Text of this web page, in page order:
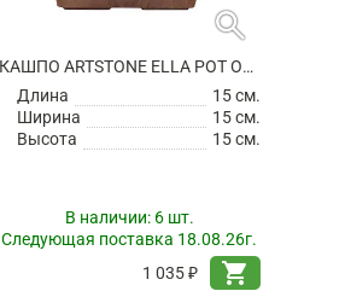
search
КАШПО ARTSTONE ELLA POT OAK
Длина
15 см.
Ширина
15 см.
Высота
15 см.
В наличии: 6 шт.
Следующая поставка 18.08.26г.
1 035 ₽
shopping_cart